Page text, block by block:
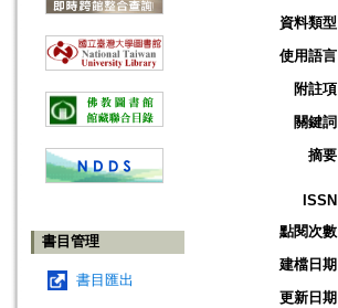
書目管理
書目匯出
資料類型
使用語言
附註項
關鍵詞
摘要
ISSN
點閱次數
建檔日期
更新日期